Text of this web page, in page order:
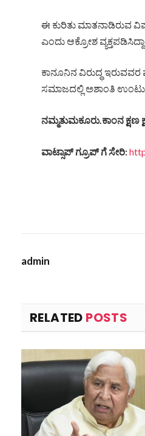
ಈ ಕುರಿತು ಮಾತನಾಡಿರುವ
ಎಂದು ಆಕ್ರೋಶ
ಕಾನೂನಿನ ವಿರುದ್ಧ
ಸಮಾಜದಲ್ಲಿ ಅಶಾಂತಿ ಉಂಟು
ನಮ್ಮತುಮಕೂರು.ಕಾಂನ ಕ್ಷಣ
ವಾಟ್ಸಾಪ್ ಗ್ರೂಪ್ ಗೆ ಸೇರಿ:
admin
RELATED POSTS